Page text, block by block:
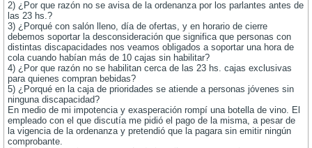
2) ¿Por que razón no se avisa de la ordenanza por los parlantes antes de
las 23 hs.?
3) ¿Porqué con salón lleno, día de ofertas, y en horario de cierre
debemos soportar la desconsideración que significa que personas con
distintas discapacidades nos veamos obligados a soportar una hora de
cola cuando habían más de 10 cajas sin habilitar?
4) ¿Por que razón no se habilitan cerca de las 23 hs. cajas exclusivas
para quienes compran bebidas?
5) ¿Porqué en la caja de prioridades se atiende a personas jóvenes sin
ninguna discapacidad?
En medio de mi impotencia y exasperación rompí una botella de vino. El
empleado con el que discutía me pidió el pago de la misma, a pesar de
la vigencia de la ordenanza y pretendió que la pagara sin emitir ningún
comprobante.